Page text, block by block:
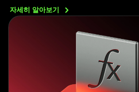
자세히 알아보기